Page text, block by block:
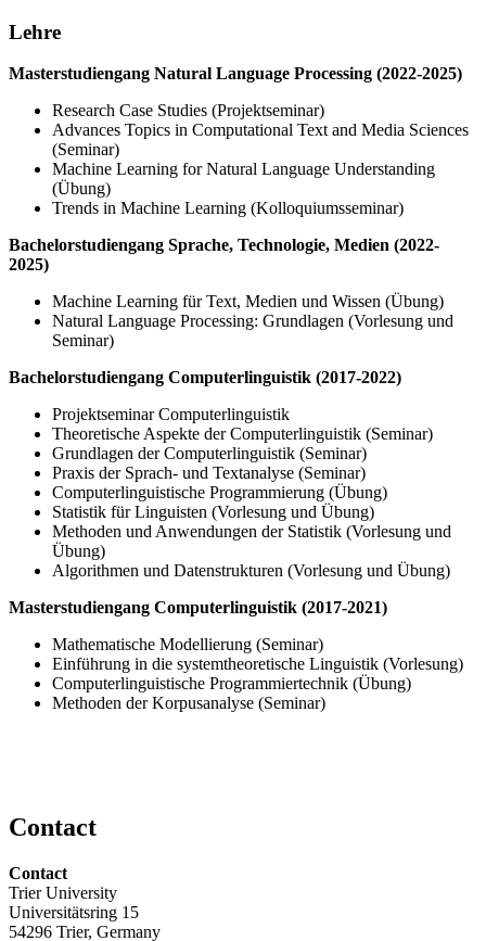
Lehre
Masterstudiengang Natural Language Processing (2022-2025)
Research Case Studies (Projektseminar)
Advances Topics in Computational Text and Media Sciences
(Seminar)
Machine Learning for Natural Language Understanding
(Übung)
Trends in Machine Learning (Kolloquiumsseminar)
Bachelorstudiengang Sprache, Technologie, Medien (2022-
2025)
Machine Learning für Text, Medien und Wissen (Übung)
Natural Language Processing: Grundlagen (Vorlesung und
Seminar)
Bachelorstudiengang Computerlinguistik (2017-2022)
Projektseminar Computerlinguistik
Theoretische Aspekte der Computerlinguistik (Seminar)
Grundlagen der Computerlinguistik (Seminar)
Praxis der Sprach- und Textanalyse (Seminar)
Computerlinguistische Programmierung (Übung)
Statistik für Linguisten (Vorlesung und Übung)
Methoden und Anwendungen der Statistik (Vorlesung und
Übung)
Algorithmen und Datenstrukturen (Vorlesung und Übung)
Masterstudiengang Computerlinguistik (2017-2021)
Mathematische Modellierung (Seminar)
Einführung in die systemtheoretische Linguistik (Vorlesung)
Computerlinguistische Programmiertechnik (Übung)
Methoden der Korpusanalyse (Seminar)
Contact
Contact
Trier University
Universitätsring 15
54296 Trier, Germany